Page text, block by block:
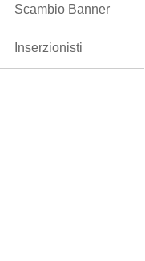
Scambio Banner
Inserzionisti